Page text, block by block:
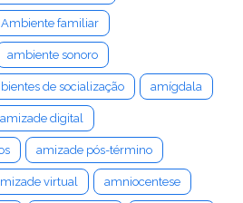
Ambiente familiar
ambiente sonoro
de socialização amígdala
amizade digital
amizade pós-término
virtual amniocentese